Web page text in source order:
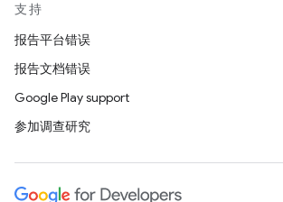
支持
报告平台错误
报告文档错误
Google Play support
参加调查研究